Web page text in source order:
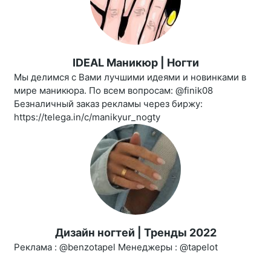
IDEAL Маникюр | Ногти
Мы делимся с Вами лучшими идеями и новинками в
мире маникюра. По всем вопросам: @finik08
Безналичный заказ рекламы через биржу:
https://telega.in/c/manikyur_nogty
Дизайн ногтей | Тренды 2022
Реклама : @benzotapel Менеджеры : @tapelot